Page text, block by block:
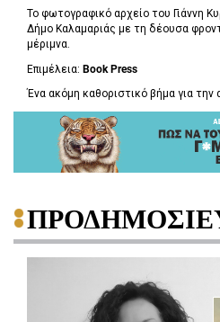
Το φωτογραφικό αρχείο του Γιάννη
Δήμο Καλαμαριάς με τη δέουσα
μέριμνα.
Επιμέλεια: Book Press
Ένα ακόμη καθοριστικό βήμα για την